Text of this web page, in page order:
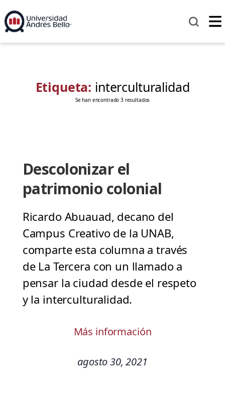
Etiqueta: interculturalidad
Se han encontrado 3 resultados
Descolonizar el
patrimonio colonial
Ricardo Abuauad, decano del
Campus Creativo de la UNAB,
comparte esta columna a través
de La Tercera con un llamado a
pensar la ciudad desde el respeto
y la interculturalidad.
Más información
agosto 30, 2021